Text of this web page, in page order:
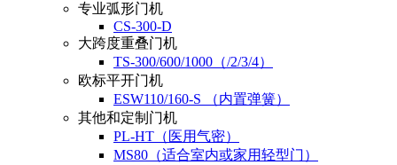
专业弧形门机
CS-300-D
大跨度重叠门机
TS-300/600/1000（/2/3/4）
欧标平开门机
ESW110/160-S （内置弹簧）
其他和定制门机
PL-HT（医用气密）
MS80（适合室内或家用轻型门）